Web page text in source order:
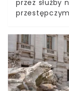
przez służby
zarzuty.To
Polaków
przy nich
szanse na